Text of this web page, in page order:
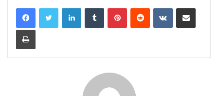
LinkedInTumblrPinterestReddit VKontakteShare via Email
Print